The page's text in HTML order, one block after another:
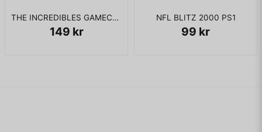
THE INCREDIBLES GAMECUBE
149 kr
NFL BLITZ 2000 PS1
99 kr